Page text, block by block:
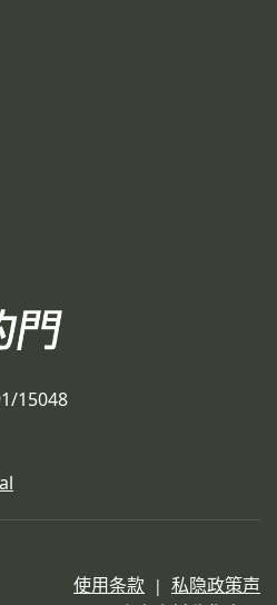
15048
使用条款 | 私隐政策声